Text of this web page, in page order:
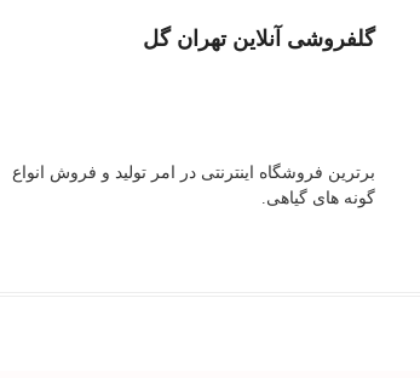
گلفروشی آنلاین تهران گل
برترین فروشگاه اینترنتی در امر تولید و فروش انواع
گونه های گیاهی.